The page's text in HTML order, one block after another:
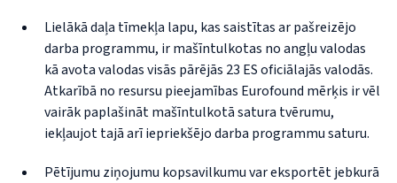
Lielākā daļa tīmekļa lapu, kas saistītas ar pašreizējo
darba programmu, ir mašīntulkotas no angļu valodas
kā avota valodas visās pārējās 23 ES oficiālajās valodās.
Atkarībā no resursu pieejamības Eurofound mērķis ir vēl
vairāk paplašināt mašīntulkotā satura tvērumu,
iekļaujot tajā arī iepriekšējo darba programmu saturu.
Pētījumu ziņojumu kopsavilkumu var eksportēt jebkurā